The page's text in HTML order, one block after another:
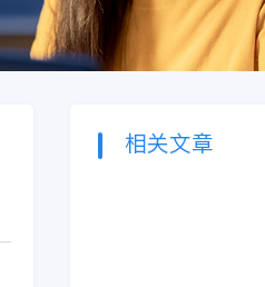
相关文章